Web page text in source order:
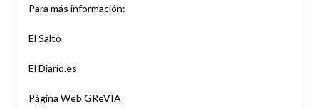
Para más información:
El Salto
El Diario.es
Página Web GReVIA